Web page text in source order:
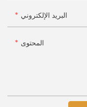
البريد الإلكتروني
المحتوى